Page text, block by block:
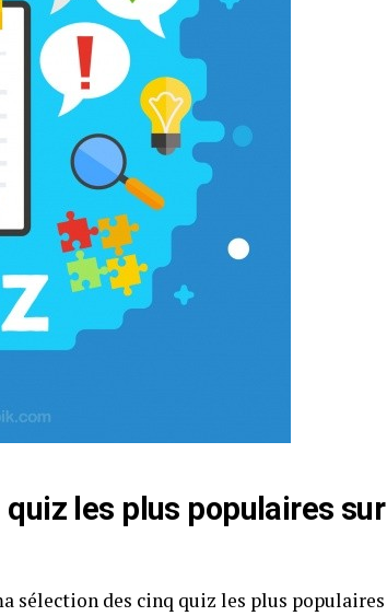
les plus populaires sur
sélection des cinq quiz les plus populaires